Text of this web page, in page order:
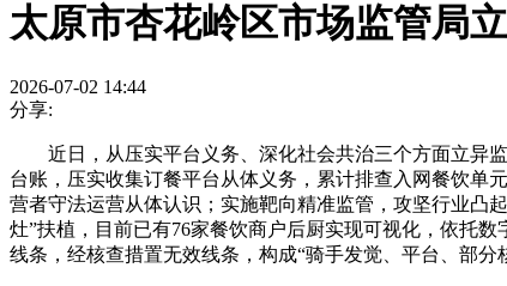
太原市杏花岭区市场监管局
2026-07-02 14:44
分享:
近日，从压实平台义务、深化社会共治三个方面立异监
台账，压实收集订餐平台从体义务，累计排查入网餐饮单
营者守法运营从体认识；实施靶向精准监管，攻坚行业凸
灶”扶植，目前已有76家餐饮商户后厨实现可视化，依托
线条，经核查措置无效线条，构成“骑手发觉、平台、部分